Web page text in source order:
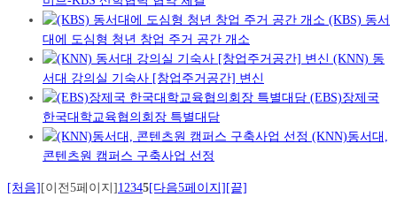
(KBS) 동서
대에 도심형 청년 창업 주거 공간 개소
(KNN) 동
서대 강의실 기숙사 [창업주거공간] 변신
(EBS)장제국
한국대학교육협의회장 특별대담
(KNN)동서대,
콘텐츠원 캠퍼스 구축사업 선정
[처음][이전5페이지]1 2345[다음5페이지][끝]